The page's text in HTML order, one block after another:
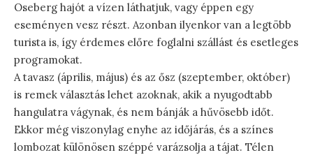
Oseberg hajót a vízen láthatjuk, vagy éppen egy
eseményen vesz részt. Azonban ilyenkor van a legtöbb
turista is, így érdemes előre foglalni szállást és esetleges
programokat.
A tavasz (április, május) és az ősz (szeptember, október)
is remek választás lehet azoknak, akik a nyugodtabb
hangulatra vágynak, és nem bánják a hűvösebb időt.
Ekkor még viszonylag enyhe az időjárás, és a színes
lombozat különösen széppé varázsolja a tájat. Télen